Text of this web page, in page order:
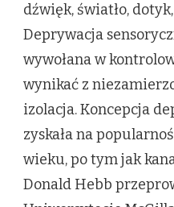
dźwięk, światło,
Deprywacja
wywołana w
wynikać z
izolacja. Koncepcja
zyskała na
wieku, po tym jak
Donald Hebb